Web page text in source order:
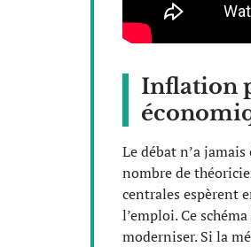
Inflation
Le débat n’a
nombre de
centrales espèrent
l’emploi. Ce
moderniser. Si la